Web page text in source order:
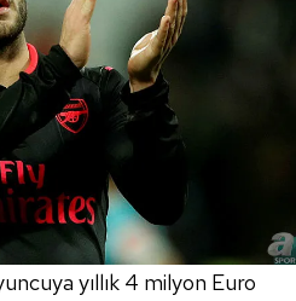
yıllık 4 milyon Euro